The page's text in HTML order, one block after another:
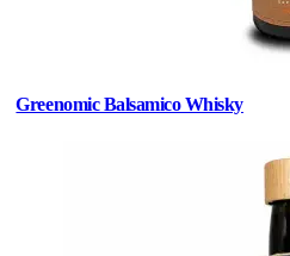
Greenomic Balsamico Whisky